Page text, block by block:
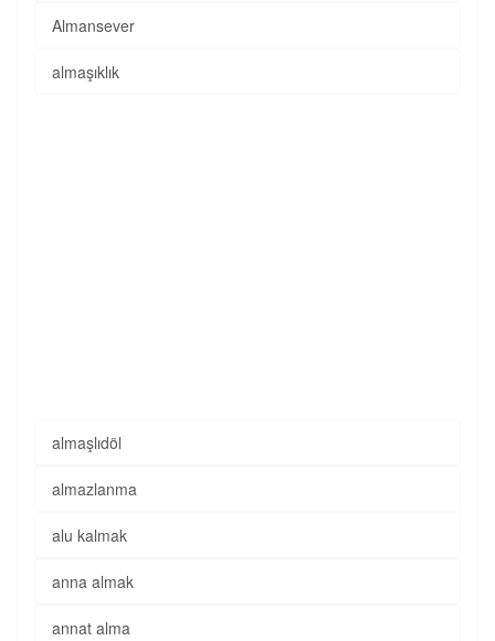
Almansever
almaşıklık
almaşlıdöl
almazlanma
alu kalmak
anna almak
annat alma